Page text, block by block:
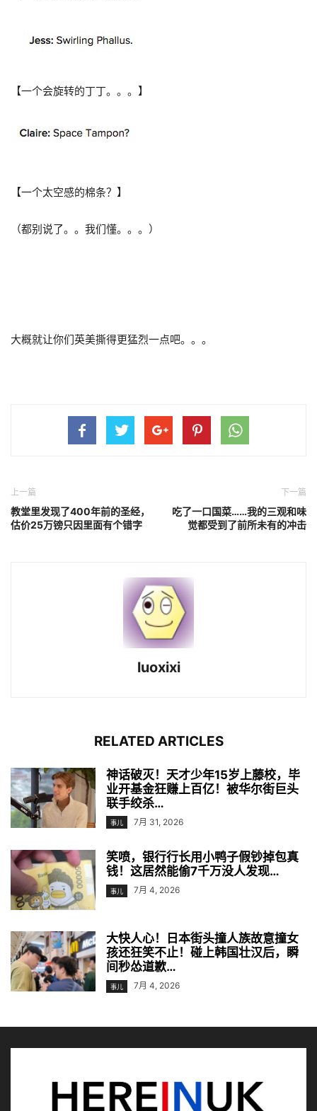
【一个会旋转的丁丁。。。】
【一个太空感的棉条？】
（都别说了。。我们懂。。。）
大概就让你们英美撕得更猛烈一点吧。。。
上一篇
教堂里发现了400年前的圣经，
估价25万镑只因里面有个错字
下一篇
吃了一口国菜……我的三观和味
觉都受到了前所未有的冲击
luoxixi
RELATED ARTICLES
神话破灭！天才少年15岁上藤校，毕
业开基金狂赚上百亿！被华尔街巨头
联手绞杀…
事儿 7月 31, 2026
笑喷，银行行长用小鸭子假钞掉包真
钱！这居然能偷7千万没人发现…
事儿 7月 4, 2026
大快人心！日本街头撞人族故意撞女
孩还狂笑不止！碰上韩国壮汉后，瞬
间秒怂道歉…
事儿 7月 4, 2026